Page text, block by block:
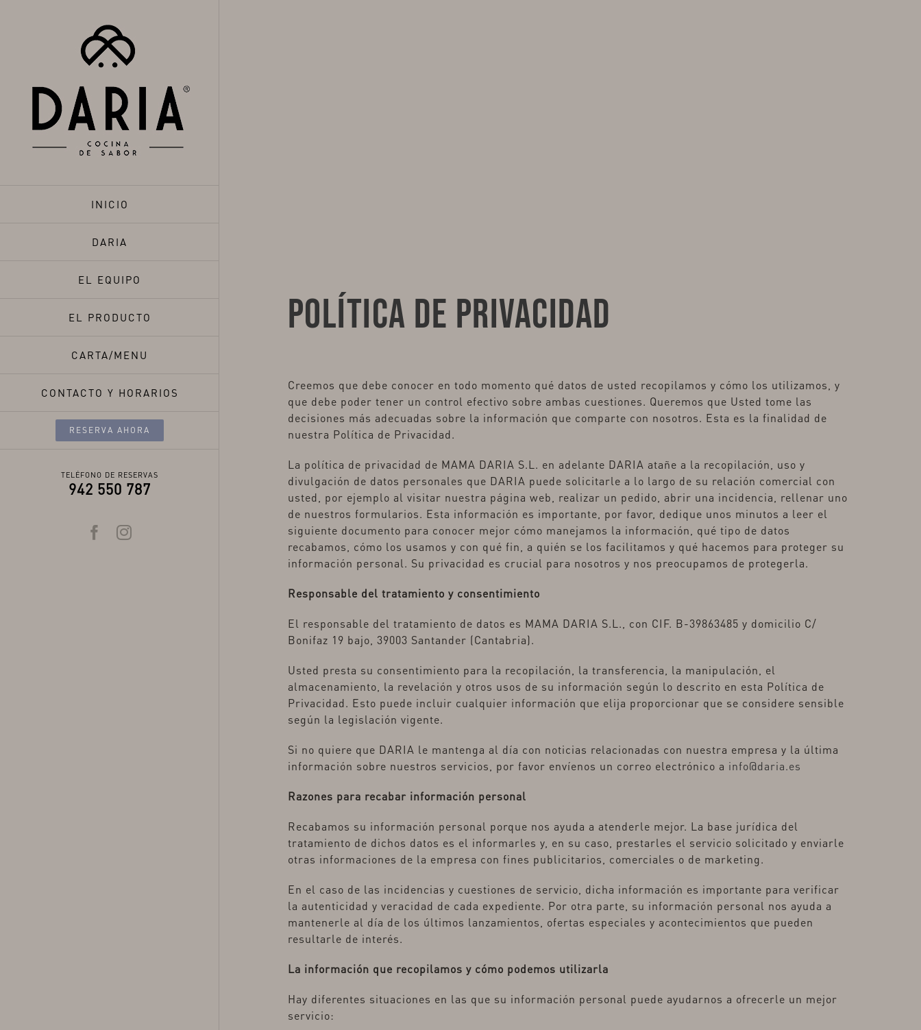
INICIO
DARIA
EL EQUIPO
EL PRODUCTO
CARTA/MENU
CONTACTO Y HORARIOS
RESERVA AHORA
TELÉFONO DE RESERVAS
942 550 787
Facebook
POLÍTICA DE PRIVACIDAD
Creemos que debe conocer en todo momento qué datos de usted recopilamos y cómo los utilizamos, y
que debe poder tener un control efectivo sobre ambas cuestiones. Queremos que Usted tome las
decisiones más adecuadas sobre la información que comparte con nosotros. Esta es la finalidad de
nuestra Política de Privacidad.
La política de privacidad de MAMA DARIA S.L. en adelante DARIA atañe a la recopilación, uso y
divulgación de datos personales que DARIA puede solicitarle a lo largo de su relación comercial con
usted, por ejemplo al visitar nuestra página web, realizar un pedido, abrir una incidencia, rellenar uno
de nuestros formularios. Esta información es importante, por favor, dedique unos minutos a leer el
siguiente documento para conocer mejor cómo manejamos la información, qué tipo de datos
recabamos, cómo los usamos y con qué fin, a quién se los facilitamos y qué hacemos para proteger su
información personal. Su privacidad es crucial para nosotros y nos preocupamos de protegerla.
Responsable del tratamiento y consentimiento
El responsable del tratamiento de datos es MAMA DARIA S.L., con CIF. B-39863485 y domicilio C/
Bonifaz 19 bajo, 39003 Santander (Cantabria).
Usted presta su consentimiento para la recopilación, la transferencia, la manipulación, el
almacenamiento, la revelación y otros usos de su información según lo descrito en esta Política de
Privacidad. Esto puede incluir cualquier información que elija proporcionar que se considere sensible
según la legislación vigente.
Si no quiere que DARIA le mantenga al día con noticias relacionadas con nuestra empresa y la última
información sobre nuestros servicios, por favor envíenos un correo electrónico a info@daria.es
Razones para recabar información personal
Recabamos su información personal porque nos ayuda a atenderle mejor. La base jurídica del
tratamiento de dichos datos es el informarles y, en su caso, prestarles el servicio solicitado y enviarle
otras informaciones de la empresa con fines publicitarios, comerciales o de marketing.
En el caso de las incidencias y cuestiones de servicio, dicha información es importante para verificar
la autenticidad y veracidad de cada expediente. Por otra parte, su información personal nos ayuda a
mantenerle al día de los últimos lanzamientos, ofertas especiales y acontecimientos que pueden
resultarle de interés.
La información que recopilamos y cómo podemos utilizarla
Hay diferentes situaciones en las que su información personal puede ayudarnos a ofrecerle un mejor
servicio: